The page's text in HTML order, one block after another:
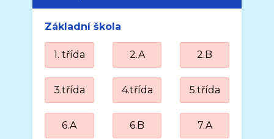
Základní škola
1. třída 2.A 2.B
3.třída 4.třída 5.třída
6.A 6.B 7.A